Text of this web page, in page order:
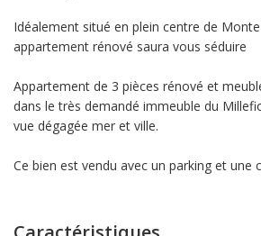
Idéalement situé en plein centre de
appartement rénové saura vous séduire
Appartement de 3 pièces rénové et
dans le très demandé immeuble du
vue dégagée mer et ville.
Ce bien est vendu avec un parking et une